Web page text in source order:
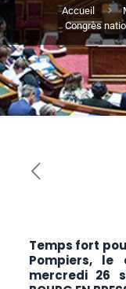
Accueil
Congrès
Temps fort
Pompiers, le
mercredi 26